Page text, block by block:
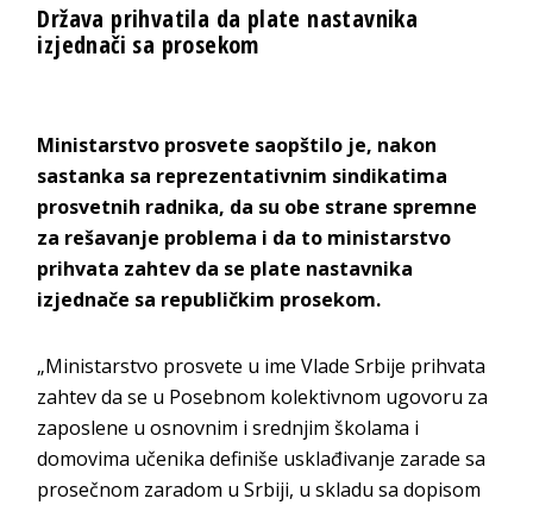
Država prihvatila da plate nastavnika
izjednači sa prosekom
Ministarstvo prosvete saopštilo je, nakon
sastanka sa reprezentativnim sindikatima
prosvetnih radnika, da su obe strane spremne
za rešavanje problema i da to ministarstvo
prihvata zahtev da se plate nastavnika
izjednače sa republičkim prosekom.
„Ministarstvo prosvete u ime Vlade Srbije prihvata
zahtev da se u Posebnom kolektivnom ugovoru za
zaposlene u osnovnim i srednjim školama i
domovima učenika definiše usklađivanje zarade sa
prosečnom zaradom u Srbiji, u skladu sa dopisom